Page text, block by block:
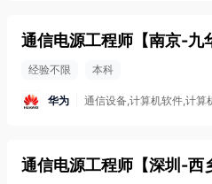
通信电源工程师 【南京-九
经验不限 本科
华为 通信设备,计算机软件,计算
通信电源工程师 【深圳-西